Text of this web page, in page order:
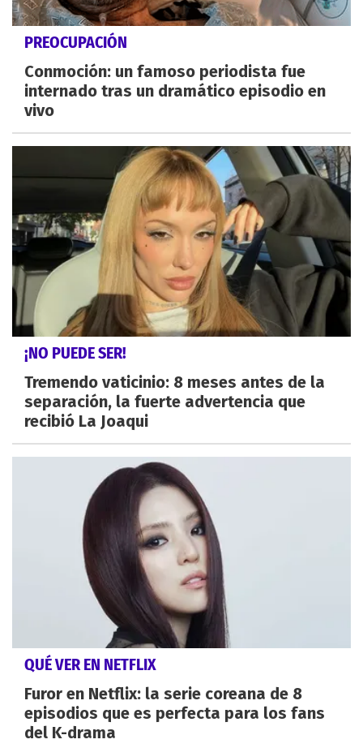
PREOCUPACIÓN
Conmoción: un famoso periodista fue
internado tras un dramático episodio en
vivo
¡NO PUEDE SER!
Tremendo vaticinio: 8 meses antes de la
separación, la fuerte advertencia que
recibió La Joaqui
QUÉ VER EN NETFLIX
Furor en Netflix: la serie coreana de 8
episodios que es perfecta para los fans
del K-drama